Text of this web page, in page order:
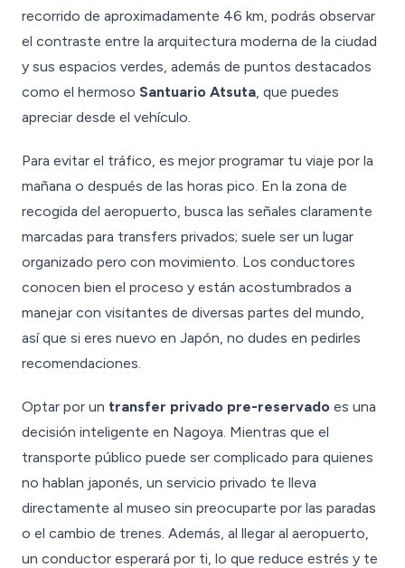
recorrido de aproximadamente 46 km, podrás observar
el contraste entre la arquitectura moderna de la ciudad
y sus espacios verdes, además de puntos destacados
como el hermoso Santuario Atsuta, que puedes
apreciar desde el vehículo.
Para evitar el tráfico, es mejor programar tu viaje por la
mañana o después de las horas pico. En la zona de
recogida del aeropuerto, busca las señales claramente
marcadas para transfers privados; suele ser un lugar
organizado pero con movimiento. Los conductores
conocen bien el proceso y están acostumbrados a
manejar con visitantes de diversas partes del mundo,
así que si eres nuevo en Japón, no dudes en pedirles
recomendaciones.
Optar por un transfer privado pre-reservado es una
decisión inteligente en Nagoya. Mientras que el
transporte público puede ser complicado para quienes
no hablan japonés, un servicio privado te lleva
directamente al museo sin preocuparte por las paradas
o el cambio de trenes. Además, al llegar al aeropuerto,
un conductor esperará por ti, lo que reduce estrés y te